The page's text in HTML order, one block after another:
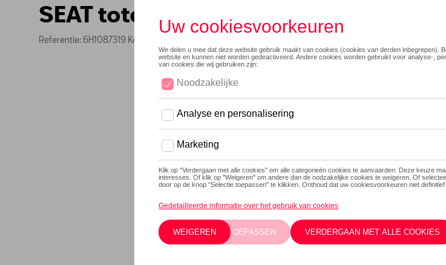
SEAT totebag van biologisch katoen
Referentie: 6H1087319 KAI
Op
Net